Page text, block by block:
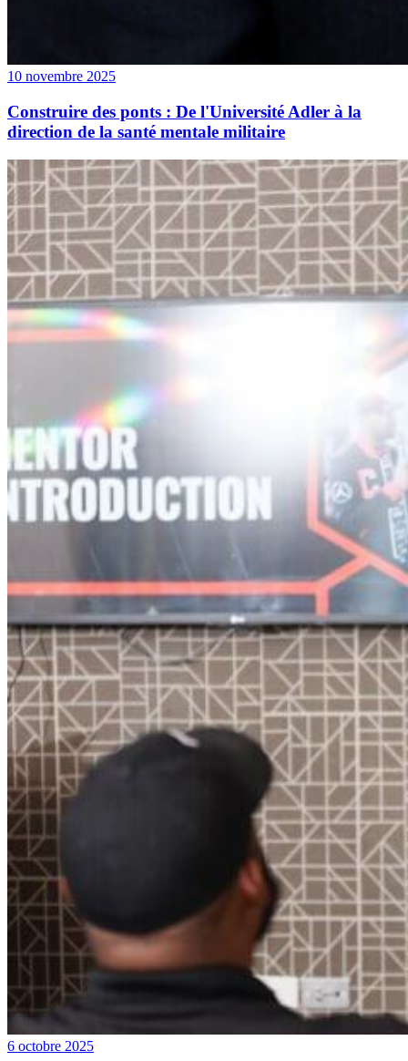
10 novembre 2025
Construire des ponts : De l'Université Adler à la
direction de la santé mentale militaire
6 octobre 2025